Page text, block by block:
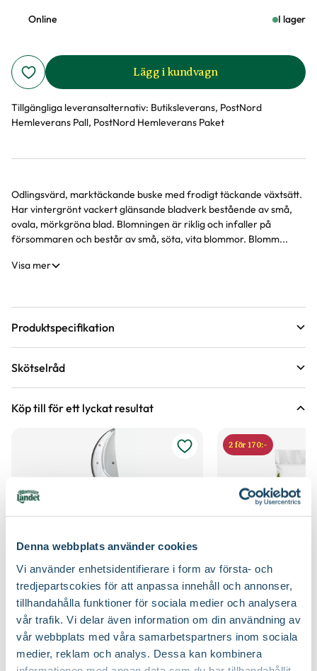
Denna webbplats använder cookies
Vi använder enhetsidentifierare i form av första- och
tredjepartscokies för att anpassa innehåll och annonser,
tillhandahålla funktioner för sociala medier och analysera
vår trafik. Vi delar även information om din användning av
vår webbplats med våra samarbetspartners inom sociala
medier, reklam och analys. Dessa kan kombinera
Online I lager
Lägg i kundvagn
Tillgängliga leveransalternativ: Butiksleverans, PostNord
Hemleverans Pall, PostNord Hemleverans Paket
Produktinformation
Odlingsvärd, marktäckande buske med frodigt täckande växtsätt.
Har vintergrönt vackert glänsande bladverk bestående av små,
ovala, mörkgröna blad. Blomningen är riklig och infaller på
försommaren och består av små, söta, vita blommor. Blomm...
Visa mer
Produktspecifikation
Krukstorlek
Hur vi mäter leveranshöjd på växter
90 - 120 cm Höjd på trädgårdsväxter
Kvalitet - typ av planta Buskplanta
Bredd
Blomfärg Vit
Bladfärg Mörkgrön
Blomningstid Maj, Juni
Skötselråd
Läge Sol till halvskugga
Vad är odlingszon?
Planteringsavstånd (cc)
Näring Naturgödsel, Trädgårdsgödsel
Beskärningssätt
Beskärningstid
Juli-september (JAS-perioden), På hösten, På
vårvintern
Köp till för ett lyckat resultat
Sekatör Felco 4
Felco
579:-
2 för 170:-
Hasselfors P-
Hasselfors Garden
8990